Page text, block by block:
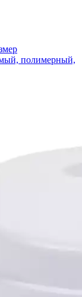
полимерный,